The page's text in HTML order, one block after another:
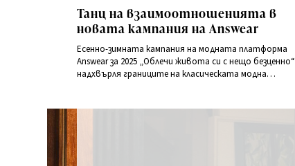
на
Танц на взаимоотношенията в
новата кампания на Answear
Есенно-зимната кампания на модната платформа
Answear за 2025 „Облечи живота си с нещо безценно“
надхвърля границите на класическата модна
преплетени като танцови стъпки.
Категории
Публикувано